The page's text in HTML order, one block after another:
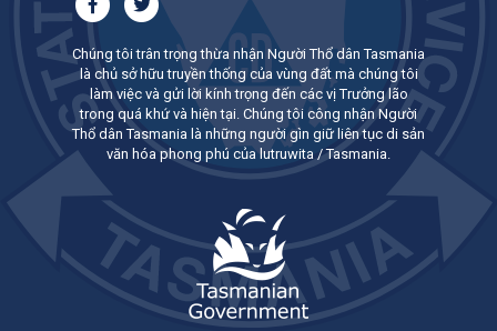
Chúng tôi trân trọng thừa nhận Người Thổ dân Tasmania
là chủ sở hữu truyền thống của vùng đất mà chúng tôi
làm việc và gửi lời kính trọng đến các vị Trưởng lão
trong quá khứ và hiện tại. Chúng tôi công nhận Người
Thổ dân Tasmania là những người gìn giữ liên tục di sản
văn hóa phong phú của lutruwita / Tasmania.